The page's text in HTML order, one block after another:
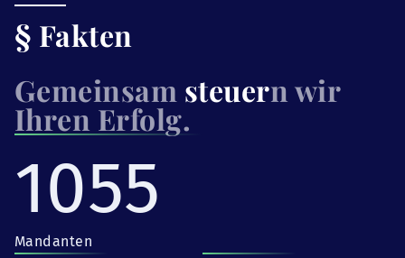
§ Fakten
Gemeinsam steuern wir
Ihren Erfolg.
1055
Mandanten